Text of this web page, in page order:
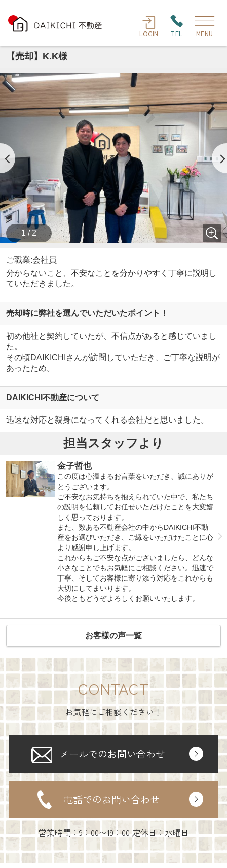
LOGIN TEL MENU
【売却】K.K様
1 / 2
ご職業:会社員
分からないこと、不安なことを分かりやすく丁寧に説明し
ていただきました。
売却時に弊社を選んでいただいたポイント！
初め他社と契約していたが、不信点があると感じていまし
た。
その頃DAIKICHIさんが訪問していただき、ご丁寧な説明が
あったため。
DAIKICHI不動産について
迅速な対応と親身になってくれる会社だと思いました。
担当スタッフより
金子哲也
この度は心温まるお言葉をいただき、誠にありが
とうございます。
ご不安なお気持ちを抱えられていた中で、私たち
の説明を信頼してお任せいただけたことを大変嬉
しく思っております。
また、数ある不動産会社の中からDAIKICHI不動
産をお選びいただき、ご縁をいただけたことに心
より感謝申し上げます。
これからもご不安な点がございましたら、どんな
小さなことでもお気軽にご相談ください。迅速で
丁寧、そしてお客様に寄り添う対応をこれからも
大切にしてまいります。
今後ともどうぞよろしくお願いいたします。
お客様の声一覧
CONTACT
お気軽にご相談ください！
メールでのお問い合わせ
電話でのお問い合わせ
営業時間：9：00〜19：00 定休日：水曜日